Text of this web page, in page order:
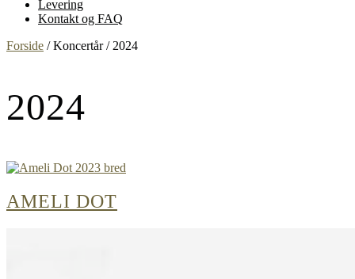
Levering
Kontakt og FAQ
Forside /Koncertår/ 2024
2024
AMELI DOT